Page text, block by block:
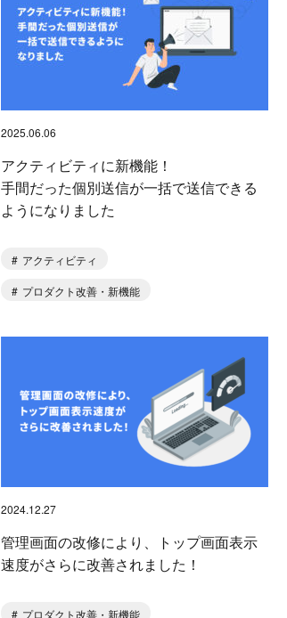
2025.06.06
アクティビティに新機能！
手間だった個別送信が一括で送信できる
ようになりました
アクティビティ
プロダクト改善・新機能
2024.12.27
管理画面の改修により、トップ画面表示
速度がさらに改善されました！
プロダクト改善・新機能